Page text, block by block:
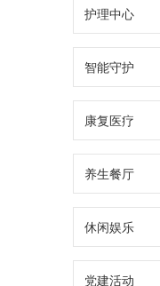
护理中心
智能守护
康复医疗
养生餐厅
休闲娱乐
党建活动